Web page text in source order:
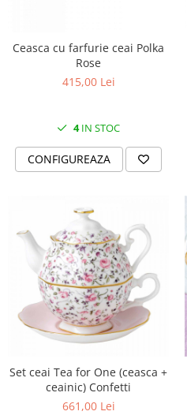
CORNUCOPIA
BUTTERFLY BLOOM
SIGNET PLATINUM
CELESTIAL GOLD
NATURE
CHINOISERIE WHITE
JASPER CONRAN WHITE
GILDED MUSE
WONDERLUST
MORRIS&AMP;CO
KINGSLEY
SERENDIPITY GOLD
Ceasca cu farfurie ceai Polka
Rose
415,00 Lei
4IN STOC
CONFIGUREAZA
Set ceai Tea for One (ceasca +
ceainic) Confetti
661,00 Lei